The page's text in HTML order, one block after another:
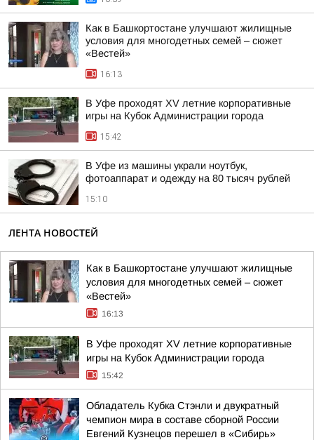
Как в Башкортостане улучшают жилищные
условия для многодетных семей – сюжет
«Вестей»
16:13
В Уфе проходят XV летние корпоративные
игры на Кубок Администрации города
15:42
В Уфе из машины украли ноутбук,
фотоаппарат и одежду на 80 тысяч рублей
15:10
ЛЕНТА НОВОСТЕЙ
Как в Башкортостане улучшают жилищные
условия для многодетных семей – сюжет
«Вестей»
16:13
В Уфе проходят XV летние корпоративные
игры на Кубок Администрации города
15:42
Обладатель Кубка Стэнли и двукратный
чемпион мира в составе сборной России
Евгений Кузнецов перешел в «Сибирь»